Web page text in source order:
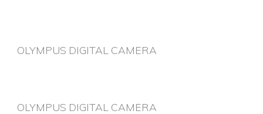
OLYMPUS DIGITAL CAMERA
OLYMPUS DIGITAL CAMERA